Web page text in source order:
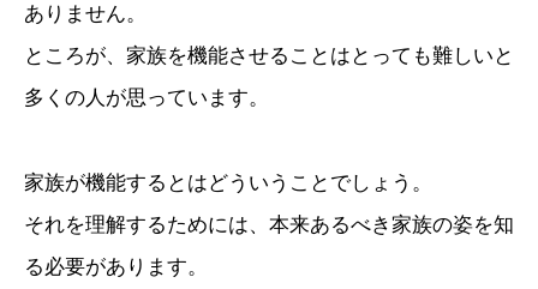
ありません。
ところが、家族を機能させることはとっても難しいと
多くの人が思っています。
家族が機能するとはどういうことでしょう。
それを理解するためには、本来あるべき家族の姿を知
る必要があります。